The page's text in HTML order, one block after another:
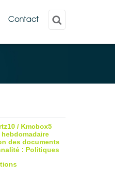
Contact
/ Kmcbox5
des documents
: Politiques